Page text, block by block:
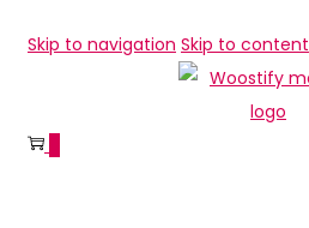
Skip to navigation Skip to content